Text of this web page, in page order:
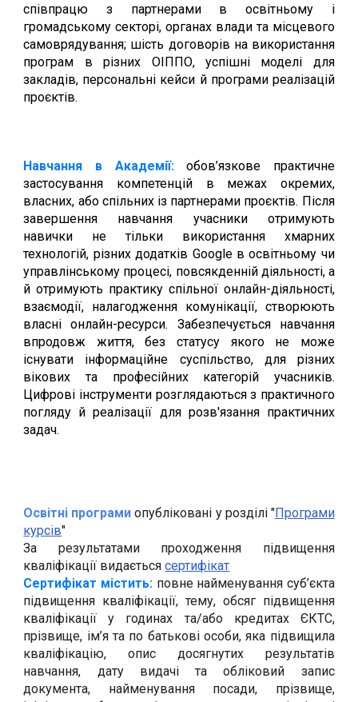
співпрацю з партнерами в освітньому і
громадському секторі, органах влади та місцевого
самоврядування; шість договорів на використання
програм в різних ОІППО, успішні моделі для
закладів, персональні кейси й програми реалізацій
проєктів.
Навчання в Академії:обов’язкове практичне
застосування компетенцій в межах окремих,
власних, або спільних із партнерами проєктів. Після
завершення навчання учасники отримують
навички не тільки використання хмарних
технологій, різних додатків Google в освітньому чи
управлінському процесі, повсякденній діяльності, а
й отримують практику спільної онлайн-діяльності,
взаємодії, налагодження комунікації, створюють
власні онлайн-ресурси. Забезпечується навчання
впродовж життя, без статусу якого не може
існувати інформаційне суспільство, для різних
вікових та професійних категорій учасників.
Цифрові інструменти розглядаються з практичного
погляду й реалізації для розв'язанняпрактичних
задач.
Освітні програми опубліковані урозділі "Програми
курсів"
За результатами проходження підвищення
кваліфікації видаєтьсясертифікат
Сертифікат містить: повне найменування суб’єкта
підвищення кваліфікації, тему, обсяг підвищення
кваліфікації у годинах та/або кредитах ЄКТС,
прізвище, ім’я та по батькові особи, яка підвищила
кваліфікацію, опис досягнутих результатів
навчання, дату видачі та обліковий запис
документа, найменування посади, прізвище,